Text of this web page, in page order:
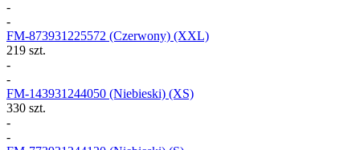
-
-
FM-873931225572 (Czerwony) (XXL)
219 szt.
-
-
FM-143931244050 (Niebieski) (XS)
330 szt.
-
-